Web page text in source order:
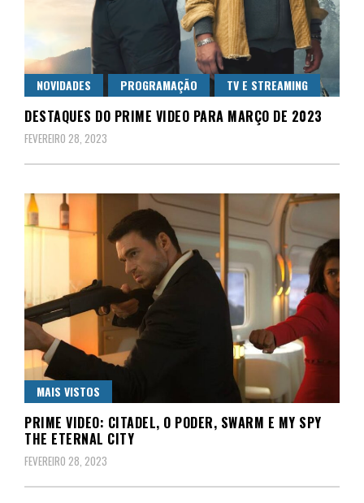
NOVIDADES PROGRAMAÇÃO TV E STREAMING
DESTAQUES DO PRIME VIDEO PARA MARÇO DE 2023
FEVEREIRO 28, 2023
MAIS VISTOS
PRIME VIDEO: CITADEL, O PODER, SWARM E MY SPY
THE ETERNAL CITY
FEVEREIRO 28, 2023